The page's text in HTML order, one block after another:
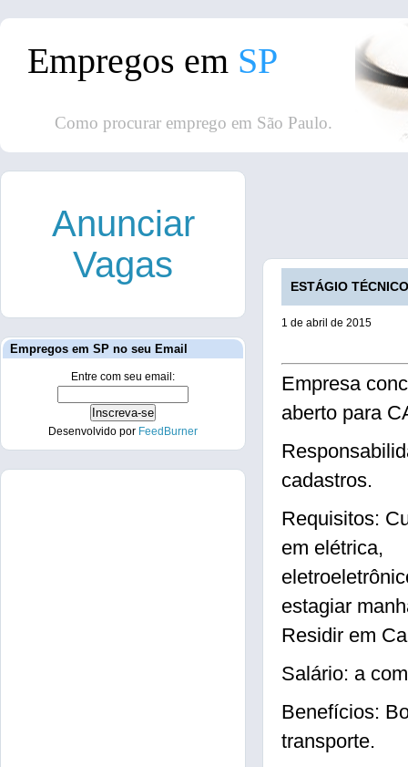
Empregos em SP
Como procurar emprego em São Paulo.
ESTÁGIO
1 de abril de 2015
Empresa
aberto para
cadastros.
Requisitos:
em elétrica,
estagiar
Residir em
Salário: a
Benefícios:
transporte.
Anunciar
Vagas
Empregos em SP no seu Email
Entre com seu email:
Desenvolvido por FeedBurner